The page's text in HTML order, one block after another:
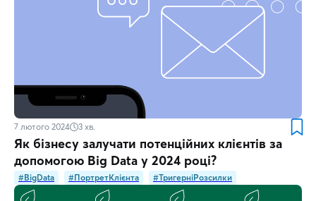
7 лютого 2024 3 хв.
Як бізнесу залучати потенційних клієнтів за
допомогою Big Data у 2024 році?
#BigData #ПортретКлієнта #ТригерніРозсилки